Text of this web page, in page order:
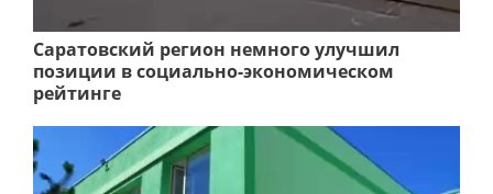
Саратовский регион немного улучшил
позиции в социально-экономическом
рейтинге